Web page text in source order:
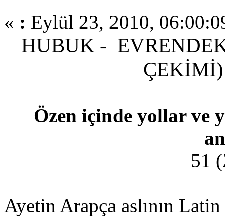
« : Eylül 23, 2010,
HUBUK -
Özen içinde yollar ve
51
Ayetin Arapça aslının